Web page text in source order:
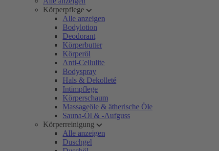
Körperpflege
Alle anzeigen
Bodylotion
Deodorant
Körperbutter
Körperöl
Anti-Cellulite
Bodyspray
Hals & Dekolleté
Intimpflege
Körperschaum
Massageöle & ätherische Öle
Sauna-Öl & -Aufguss
Körperreinigung
Alle anzeigen
Duschgel